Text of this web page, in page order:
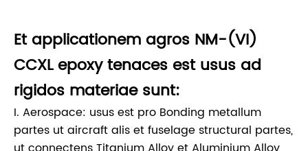
Et applicationem agros NM-(VI)
CCXL epoxy tenaces est usus ad
rigidos materiae sunt:
I. Aerospace: usus est pro Bonding metallum
partes ut aircraft alis et fuselage structural partes,